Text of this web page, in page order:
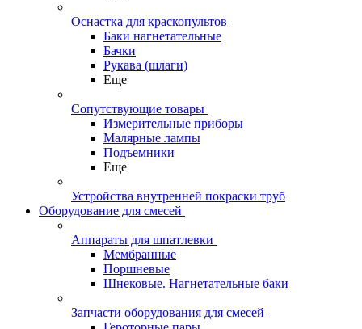
Оснастка для краскопультов
Баки нагнетательные
Бачки
Рукава (шлаги)
Еще
Сопутствующие товары
Измерительные приборы
Малярные лампы
Подъемники
Еще
Устройства внутренней покраски труб
Оборудование для смесей
Аппараты для шпатлевки
Мембранные
Поршневые
Шнековые. Нагнетательные баки
Запчасти оборудования для смесей